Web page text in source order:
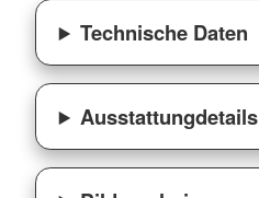
Technische Daten
Ausstattungdetails